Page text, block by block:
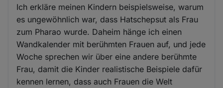
Ich erkläre meinen Kindern beispielsweise, warum
es ungewöhnlich war, dass Hatschepsut als Frau
zum Pharao wurde. Daheim hänge ich einen
Wandkalender mit berühmten Frauen auf, und jede
Woche sprechen wir über eine andere berühmte
Frau, damit die Kinder realistische Beispiele dafür
kennen lernen, dass auch Frauen die Welt